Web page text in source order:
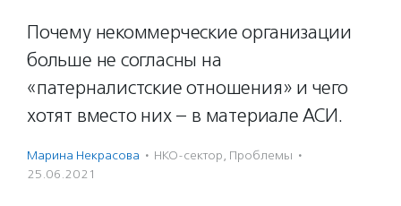
Почему некоммерческие организации
больше не согласны на
«патерналистские отношения» и чего
хотят вместо них – в материале АСИ.
Марина Некрасова · НКО-сектор, Проблемы ·
25.06.2021